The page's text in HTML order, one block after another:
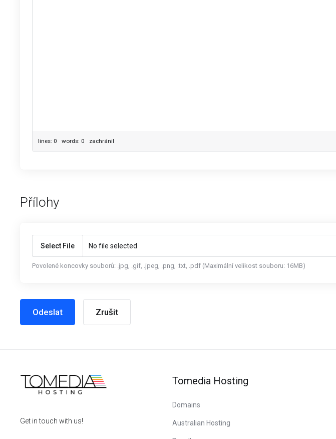
lines: 0 words: 0 zachránil
Přílohy
Select File No file selected
Povolené koncovky souborů: .jpg, .gif, .jpeg, .png, .txt, .pdf (Maximální velikost souboru: 16MB)
Zrušit
Get in touch with us!
Tomedia Hosting
Domains
Australian Hosting